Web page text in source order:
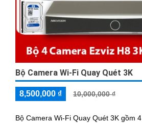
Bộ Camera Wi-Fi Quay Quét 3K
8,500,000 ₫ 10,000,000 ₫
Bộ Camera Wi-Fi Quay Quét 3K gồm